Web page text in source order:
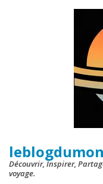
Découvrir, Inspirer,
voyage.